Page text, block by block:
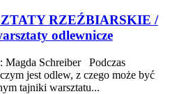
RZEŹBIARSKIE /
odlewnicze
Magda Schreiber Podczas
jest odlew, z czego może być
tajniki warsztatu...